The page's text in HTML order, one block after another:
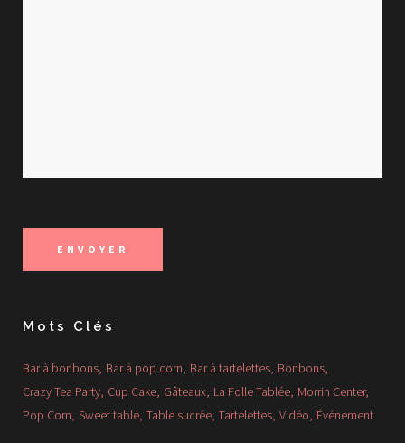
Mots Clés
Bar à bonbons Bar à pop corn Bar à tartelettes Bonbons
Crazy Tea Party Cup Cake Gâteaux La Folle Tablée Morrin Center
Pop Corn Sweet table Table sucrée Tartelettes Vidéo Événement